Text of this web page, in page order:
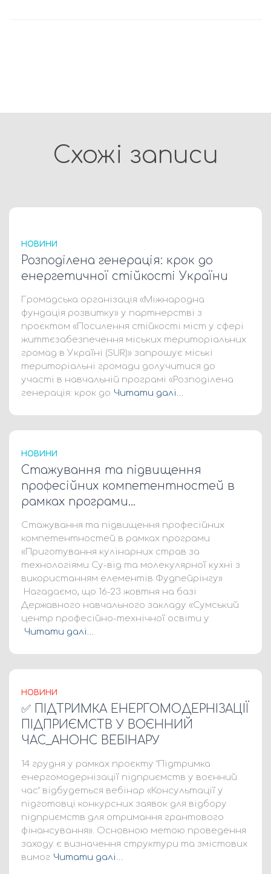
Схожі записи
НОВИНИ
Розподілена генерація: крок до
енергетичної стійкості України
Громадська організація «Міжнародна
фундація розвитку» у партнерстві з
проєктом «Посилення стійкості міст у сфері
життєзабезпечення міських територіальних
громад в Україні (SUR)» запрошує міські
територіальні громади долучитися до
участі в навчальній програмі «Розподілена
генерація: крок до Читати далі…
НОВИНИ
Стажування та підвищення
професійних компетентностей в
рамках програми…
Стажування та підвищення професійних
компетентностей в рамках програми
«Приготування кулінарних страв за
технологіями Су-від та молекулярної кухні з
використанням елементів Фудпейрінгу»
Нагадаємо, що 16-23 жовтня на базі
Державного навчального закладу «Сумський
центр професійно-технічної освіти у
Читати далі…
НОВИНИ
✅ ПІДТРИМКА ЕНЕРГОМОДЕРНІЗАЦІЇ
ПІДПРИЄМСТВ У ВОЄННИЙ
ЧАС_АНОНС ВЕБІНАРУ
14 грудня у рамках проєкту “Підтримка
енергомодернізації підприємств у воєнний
час” відбудеться вебінар «Консультації у
підготовці конкурсних заявок для відбору
підприємств для отримання грантового
фінансування». Основною метою проведення
заходу є визначення структури та змістових
вимог Читати далі…